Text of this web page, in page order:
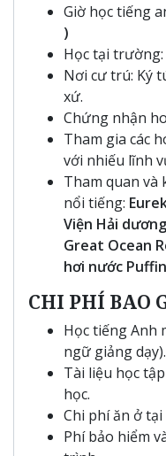
Giờ học tiếng
)
Học tại
Nơi cư trú: Ký
xứ.
Chứng nhận
Tham gia các
với nhiếu lĩnh
Tham quan và
nổi tiếng:
Viện Hải
Great Ocean
hơi nước
CHI PHÍ BAO
Học tiếng Anh
ngữ giảng dạy).
Tài liệu học
học.
Chi phí ăn ở
Phí bảo hiểm